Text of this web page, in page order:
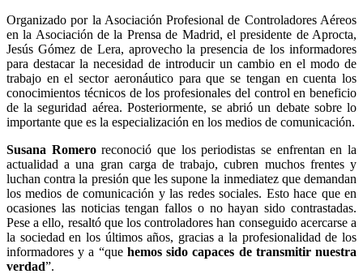
Organizado por la Asociación Profesional de Controladores Aéreos
en la Asociación de la Prensa de Madrid, el presidente de Aprocta,
Jesús Gómez de Lera, aprovecho la presencia de los informadores
para destacar la necesidad de introducir un cambio en el modo de
trabajo en el sector aeronáutico para que se tengan en cuenta los
conocimientos técnicos de los profesionales del control en beneficio
de la seguridad aérea. Posteriormente, se abrió un debate sobre lo
importante que es la especialización en los medios de comunicación.
Susana Romeroreconoció que los periodistas se enfrentan en la
actualidad a una gran carga de trabajo, cubren muchos frentes y
luchan contra la presión que les supone la inmediatez que demandan
los medios de comunicación y las redes sociales. Esto hace que en
ocasiones las noticias tengan fallos o no hayan sido contrastadas.
Pese a ello, resaltó que los controladores han conseguido acercarse a
la sociedad en los últimos años, gracias a la profesionalidad de los
informadores y a “que hemos sido capaces de transmitir nuestra
verdad”.